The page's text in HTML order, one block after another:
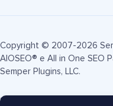
Copyright © 2007-2026
AIOSEO® e All in One SEO
Semper Plugins, LLC.
Termos de Serviço